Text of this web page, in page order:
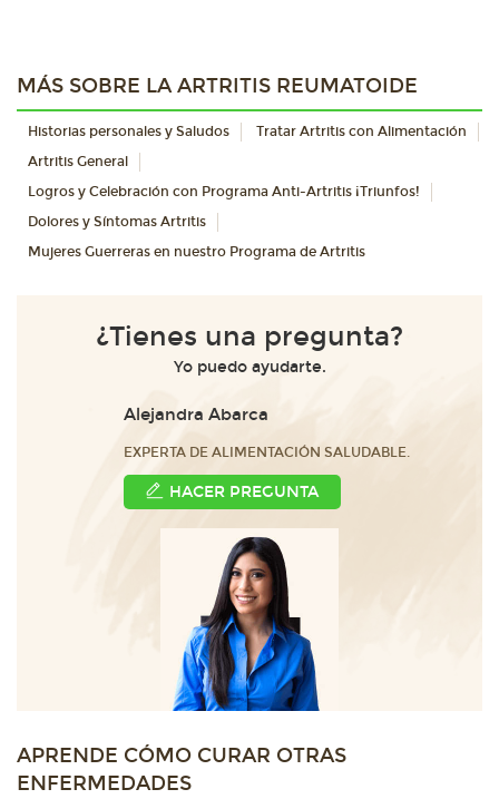
MÁS SOBRE LA ARTRITIS REUMATOIDE
Historias personales y Saludos
Tratar Artritis con Alimentación
Artritis General
Logros y Celebración con Programa Anti-Artritis ¡Triunfos!
Dolores y Síntomas Artritis
Mujeres Guerreras en nuestro Programa de Artritis
¿Tienes una pregunta?
Yo puedo ayudarte.
Alejandra Abarca
EXPERTA DE ALIMENTACIÓN SALUDABLE.
HACER PREGUNTA
APRENDE CÓMO CURAR OTRAS
ENFERMEDADES